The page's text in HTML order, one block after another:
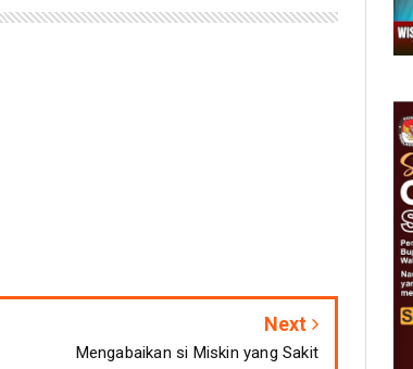
Next
Mengabaikan si Miskin yang Sakit